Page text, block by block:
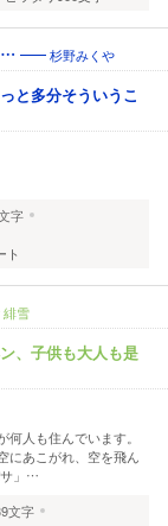
杉野みくや
と多分そういうこ
字
ト
緋雪
、子供も大人も是
人も住んでいます。
にあこがれ、空を飛ん
サ」…
文字